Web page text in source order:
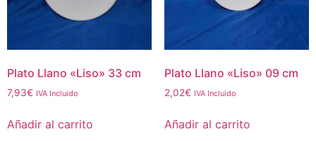
Plato Llano «Liso» 33 cm
7,93€ IVA Incluido
Añadir al carrito
Plato Llano «Liso» 09 cm
2,02€ IVA Incluido
Añadir al carrito